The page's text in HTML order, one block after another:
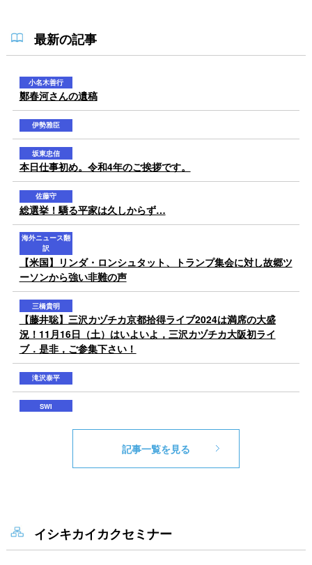
最新の記事
記事一覧を見る
イシキカイカクセミナー